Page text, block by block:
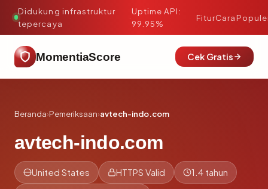
Didukung infrastruktur
tepercaya
·
Uptime API:
99.95%
FiturCara
MomentiaScore Cek Gratis
Beranda›Pemeriksaan›avtech-indo.com
avtech-indo.com
United States HTTPS Valid 1.4 tahun